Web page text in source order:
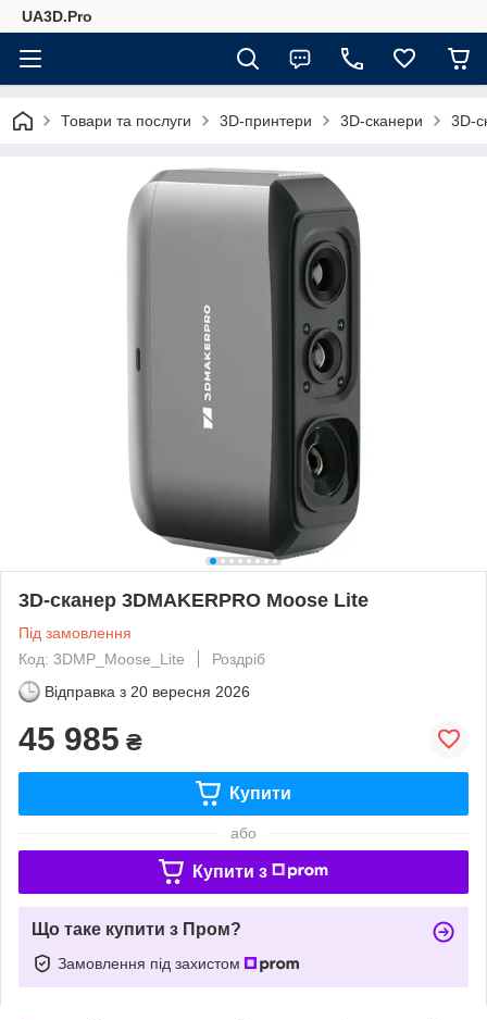
UA3D.Pro
Товари та послуги 3D-принтери 3D-сканери 3D-
3D-сканер 3DMAKERPRO Moose Lite
Під замовлення
Код: 3DMP_Moose_Lite
Роздріб
Відправка з 20 вересня 2026
45 985 ₴
Купити
або
Купити з
Що таке купити з Пром?
Замовлення під захистом